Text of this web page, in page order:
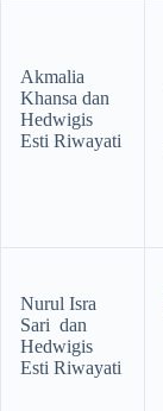
Akmalia
Khansa dan
Hedwigis
Esti Riwayati
Nurul Isra
Sari dan
Hedwigis
Esti Riwayati